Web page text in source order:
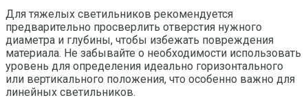
Для тяжелых светильников рекомендуется
предварительно просверлить отверстия нужного
диаметра и глубины, чтобы избежать повреждения
материала. Не забывайте о необходимости использовать
уровень для определения идеально горизонтального
или вертикального положения, что особенно важно для
линейных светильников.